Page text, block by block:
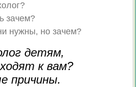
зачем?
нужны, но зачем?
детям,
к вам?
причины.